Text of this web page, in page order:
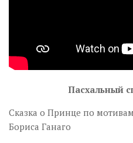
Пасхальный
Сказка о Принце по
Бориса Ганаго